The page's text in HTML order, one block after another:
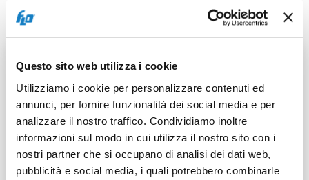
Questo sito web utilizza i cookie
Utilizziamo i cookie per personalizzare contenuti ed
annunci, per fornire funzionalità dei social media e per
analizzare il nostro traffico. Condividiamo inoltre
informazioni sul modo in cui utilizza il nostro sito con i
nostri partner che si occupano di analisi dei dati web,
pubblicità e social media, i quali potrebbero combinarle
80 pz